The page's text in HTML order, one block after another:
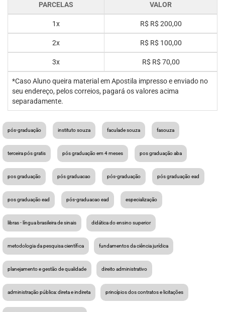
PARCELAS VALOR
1x R$ R$ 200,00
2x R$ R$ 100,00
3x R$ R$ 70,00
*Caso Aluno queira material em Apostila impresso e enviado no
seu endereço, pelos correios, pagará os valores acima
separadamente.
pós-graduação instituto souza faculade souza fasouza
terceira pós gratis pós graduação em 4 meses pos graduação aba
pos graduação pós graduacao pós-graduação pós graduação ead
pos graduação ead pós-graduacao ead especialização
libras - língua brasileira de sinais didática do ensino superior
metodologia da pesquisa científica fundamentos da ciência jurídica
planejamento e gestão de qualidade direito administrativo
administração pública: direta e indireta princípios dos contratos e licitações